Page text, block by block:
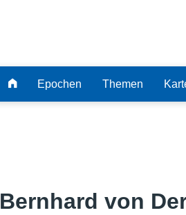
Epochen Themen
Bernhard von